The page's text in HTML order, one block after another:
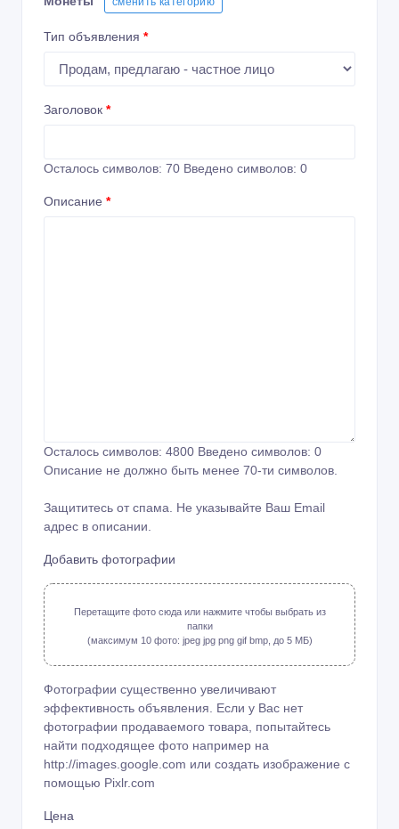
Тип объявления *
Заголовок *
Осталось символов: 70 Введено символов: 0
Описание *
Осталось символов: 4800 Введено символов: 0
Описание не должно быть менее 70-ти символов.
Защититесь от спама. Не указывайте Ваш Email
адрес в описании.
Добавить фотографии
Перетащите фото сюда или нажмите чтобы выбрать из
папки
(максимум 10 фото: jpeg jpg png gif bmp, до 5 МБ)
Фотографии существенно увеличивают
эффективность объявления. Если у Вас нет
фотографии продаваемого товара, попытайтесь
найти подходящее фото например на
http://images.google.com или создать изображение с
помощью Pixlr.com
Цена